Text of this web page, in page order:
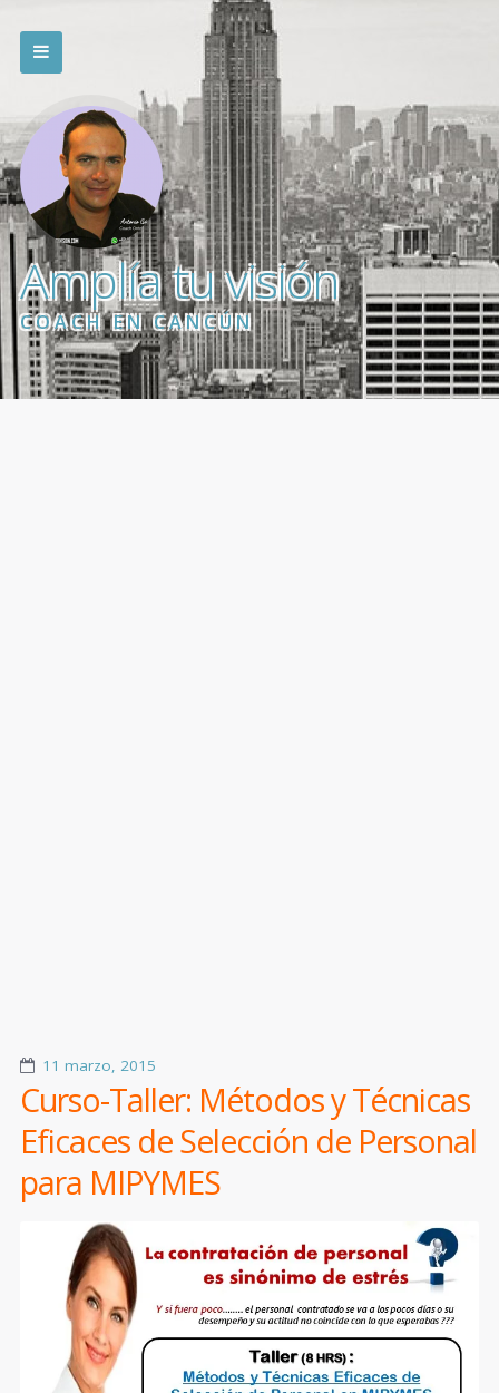
Amplía tu visión
COACH EN CANCÚN
11 marzo, 2015
Curso-Taller: Métodos y Técnicas
Eficaces de Selección de Personal
para MIPYMES